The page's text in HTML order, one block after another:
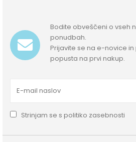
Bodite obveščeni o vseh
ponudbah.
Prijavite se na e-novice
popusta na prvi nakup.
Strinjam se spolitiko zasebnosti